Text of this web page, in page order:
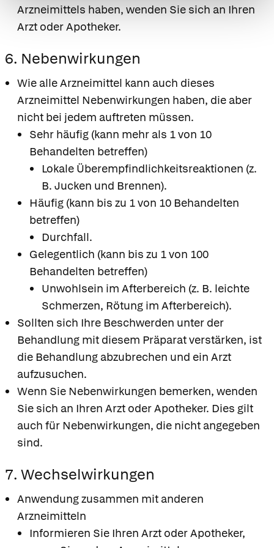
Arzneimittels haben, wenden Sie sich an Ihren
Arzt oder Apotheker.
6. Nebenwirkungen
Wie alle Arzneimittel kann auch dieses
Arzneimittel Nebenwirkungen haben, die aber
nicht bei jedem auftreten müssen.
Sehr häufig (kann mehr als 1 von 10
Behandelten betreffen)
Lokale Überempfindlichkeitsreaktionen (z.
B. Jucken und Brennen).
Häufig (kann bis zu 1 von 10 Behandelten
betreffen)
Durchfall.
Gelegentlich (kann bis zu 1 von 100
Behandelten betreffen)
Unwohlsein im Afterbereich (z. B. leichte
Schmerzen, Rötung im Afterbereich).
Sollten sich Ihre Beschwerden unter der
Behandlung mit diesem Präparat verstärken, ist
die Behandlung abzubrechen und ein Arzt
aufzusuchen.
Wenn Sie Nebenwirkungen bemerken, wenden
Sie sich an Ihren Arzt oder Apotheker. Dies gilt
auch für Nebenwirkungen, die nicht angegeben
sind.
7. Wechselwirkungen
Anwendung zusammen mit anderen
Arzneimitteln
Informieren Sie Ihren Arzt oder Apotheker,